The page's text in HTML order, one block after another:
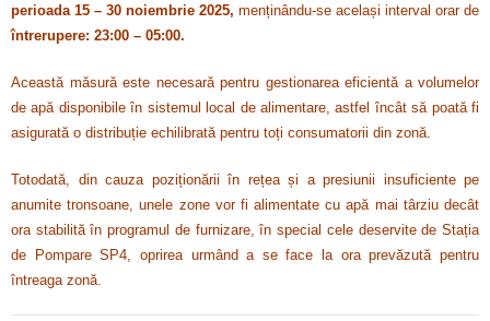
perioada 15 – 30 noiembrie 2025, menținându-se același interval orar de
întrerupere: 23:00 – 05:00.
Această măsură este necesară pentru gestionarea eficientă a volumelor
de apă disponibile în sistemul local de alimentare, astfel încât să poată fi
asigurată o distribuție echilibrată pentru toți consumatorii din zonă.
Totodată, din cauza poziționării în rețea și a presiunii insuficiente pe
anumite tronsoane, unele zone vor fi alimentate cu apă mai târziu decât
ora stabilită în programul de furnizare, în special cele deservite de Stația
de Pompare SP4, oprirea urmând a se face la ora prevăzută pentru
întreaga zonă.